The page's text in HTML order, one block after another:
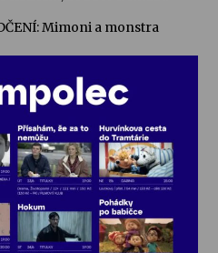
ve Stromovce: Rufus Miller
Mimoni a monstra